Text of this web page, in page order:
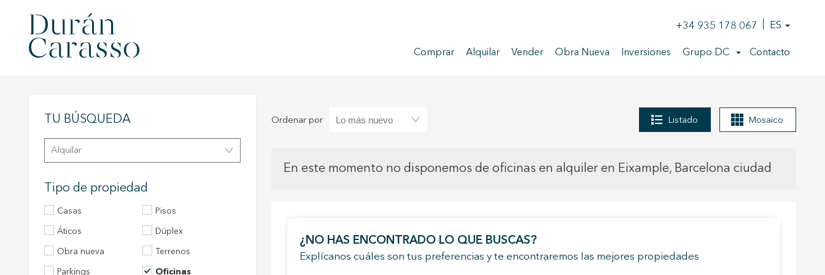
+34 935 178 067 ES
Comprar Alquilar Vender Obra Nueva Inversiones Grupo DC Contacto
TU BÚSQUEDA
Alquilar
Tipo de propiedad
Casas Pisos
áticos Dúplex
Obra nueva Terrenos
Parkings Oficinas
Ordenar por Listado Mosaico
En este momento no disponemos de oficinas en alquiler en Eixample, Barcelona ciudad
¿NO HAS ENCONTRADO LO QUE BUSCAS?
Explícanos cuáles son tus preferencias y te encontraremos las mejores propiedades
Modificar cookies